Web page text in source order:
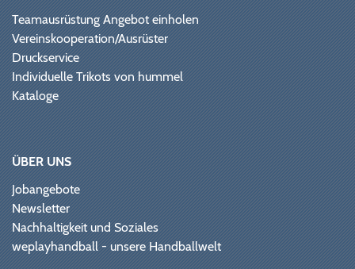
Teamausrüstung Angebot einholen
Vereinskooperation/Ausrüster
Druckservice
Individuelle Trikots von hummel
Kataloge
ÜBER UNS
Jobangebote
Newsletter
Nachhaltigkeit und Soziales
weplayhandball - unsere Handballwelt